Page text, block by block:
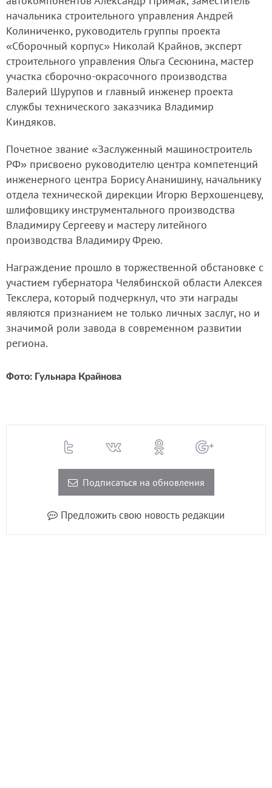
начальника строительного управления Андрей
Колиниченко, руководитель группы проекта
«Сборочный корпус» Николай Крайнов, эксперт
строительного управления Ольга Сесюнина, мастер
участка сборочно-окрасочного производства
Валерий Шурупов и главный инженер проекта
службы технического заказчика Владимир
Киндяков.
Почетное звание «Заслуженный машиностроитель
РФ» присвоено руководителю центра компетенций
инженерного центра Борису Ананишину, начальнику
отдела технической дирекции Игорю Верхошенцеву,
шлифовщику инструментального производства
Владимиру Сергееву и мастеру литейного
производства Владимиру Фрею.
Награждение прошло в торжественной обстановке с
участием губернатора Челябинской области Алексея
Текслера, который подчеркнул, что эти награды
являются признанием не только личных заслуг, но и
значимой роли завода в современном развитии
региона.
Фото: Гульнара Крайнова
Подписаться на обновления
Предложить свою новость редакции